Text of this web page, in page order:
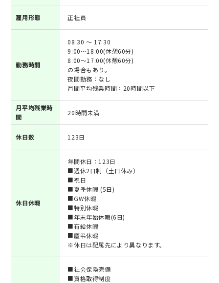
雇用形態 正社員
勤務時間
08:30 ～ 17:30
9:00～18:00(休憩60分)
8:00～17:00(休憩60分)
の場合もあり。
夜間勤務：なし
月間平均残業時間：20時間以下
月平均残業時
間
20時間未満
休日数 123日
休日休暇
年間休日：123日
■週休2日制（土日休み）
■祝日
■夏季休暇 (5日)
■GW休暇
■特別休暇
■年末年始休暇(6日)
■有給休暇
■慶弔休暇
※休日は配属先により異なります。
■社会保険完備
■資格取得制度